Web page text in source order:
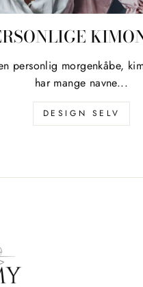
personlig morgenkåbe,
har mange navne...
DESIGN SELV